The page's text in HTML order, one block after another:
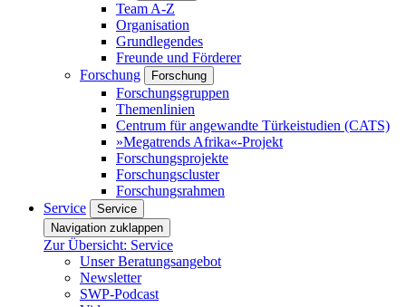
Team A-Z
Organisation
Grundlegendes
Freunde und Förderer
Forschung
Forschung
Forschungsgruppen
Themenlinien
Centrum für angewandte Türkeistudien (CATS)
»Megatrends Afrika«-Projekt
Forschungsprojekte
Forschungscluster
Forschungsrahmen
Service
Service
Navigation zuklappen
Zur Übersicht: Service
Unser Beratungsangebot
Newsletter
SWP-Podcast